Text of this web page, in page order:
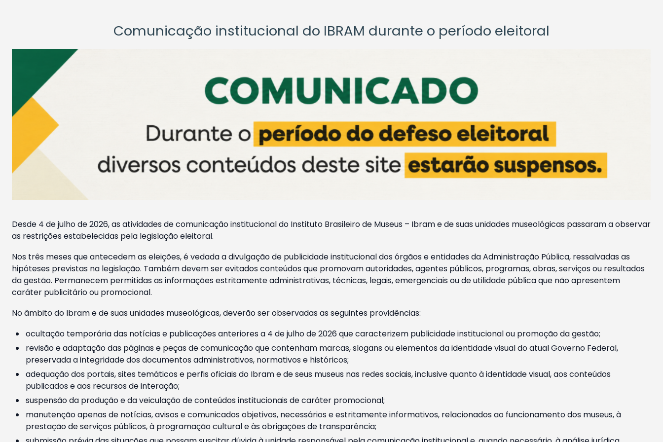
Comunicação institucional do IBRAM durante o período eleitoral
Desde 4 de julho de 2026, as atividades de comunicação institucional do Instituto Brasileiro de Museus – Ibram e de suas unidades museológicas passaram a observar
as restrições estabelecidas pela legislação eleitoral.
Nos três meses que antecedem as eleições, é vedada a divulgação de publicidade institucional dos órgãos e entidades da Administração Pública, ressalvadas as
hipóteses previstas na legislação. Também devem ser evitados conteúdos que promovam autoridades, agentes públicos, programas, obras, serviços ou resultados
da gestão. Permanecem permitidas as informações estritamente administrativas, técnicas, legais, emergenciais ou de utilidade pública que não apresentem
caráter publicitário ou promocional.
No âmbito do Ibram e de suas unidades museológicas, deverão ser observadas as seguintes providências:
ocultação temporária das notícias e publicações anteriores a 4 de julho de 2026 que caracterizem publicidade institucional ou promoção da gestão;
revisão e adaptação das páginas e peças de comunicação que contenham marcas, slogans ou elementos da identidade visual do atual Governo Federal,
preservada a integridade dos documentos administrativos, normativos e históricos;
adequação dos portais, sites temáticos e perfis oficiais do Ibram e de seus museus nas redes sociais, inclusive quanto à identidade visual, aos conteúdos
publicados e aos recursos de interação;
suspensão da produção e da veiculação de conteúdos institucionais de caráter promocional;
manutenção apenas de notícias, avisos e comunicados objetivos, necessários e estritamente informativos, relacionados ao funcionamento dos museus, à
prestação de serviços públicos, à programação cultural e às obrigações de transparência;